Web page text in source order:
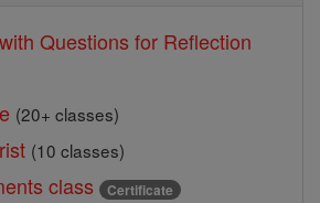
Questions for Reflection
(20+ classes)
(10 classes)
class Certificate